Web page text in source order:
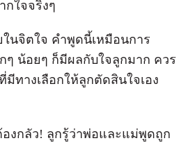
ใจจริงๆ
นจิตใจ คำพูดนี้เหมือนการ
ๆ น้อยๆ ก็มีผลกับใจลูกมาก ควร
ที่มีทางเลือกให้ลูกตัดสินใจเอง
งกลัว! ลูกรู้ว่าพ่อและแม่พูดถูก